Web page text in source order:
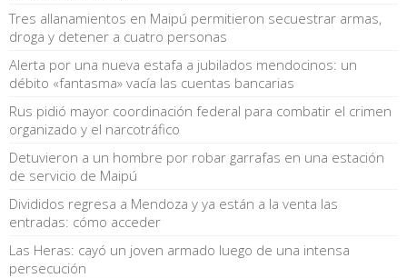
Tres allanamientos en Maipú permitieron secuestrar armas,
droga y detener a cuatro personas
Alerta por una nueva estafa a jubilados mendocinos: un
débito «fantasma» vacía las cuentas bancarias
Rus pidió mayor coordinación federal para combatir el crimen
organizado y el narcotráfico
Detuvieron a un hombre por robar garrafas en una estación
de servicio de Maipú
Divididos regresa a Mendoza y ya están a la venta las
entradas: cómo acceder
Las Heras: cayó un joven armado luego de una intensa
persecución